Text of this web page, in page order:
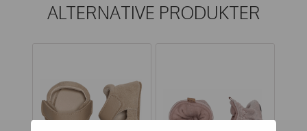
ALTERNATIVE PRODUKTER